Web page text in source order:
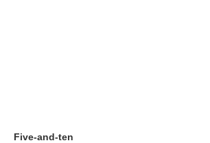
Five-and-ten